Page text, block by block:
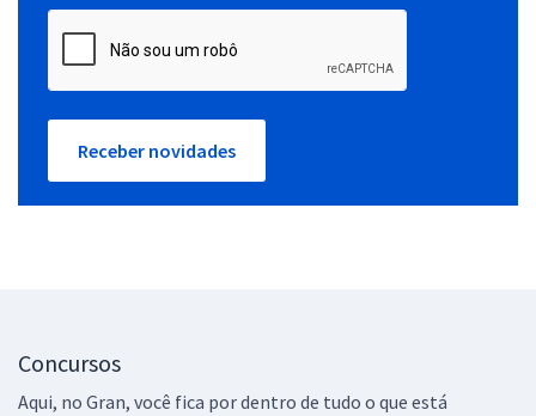
Receber novidades
Concursos
Aqui, no Gran, você fica por dentro de tudo o que está